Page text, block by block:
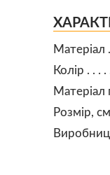
Матеріал
Колір
Матеріал
Розмір, см